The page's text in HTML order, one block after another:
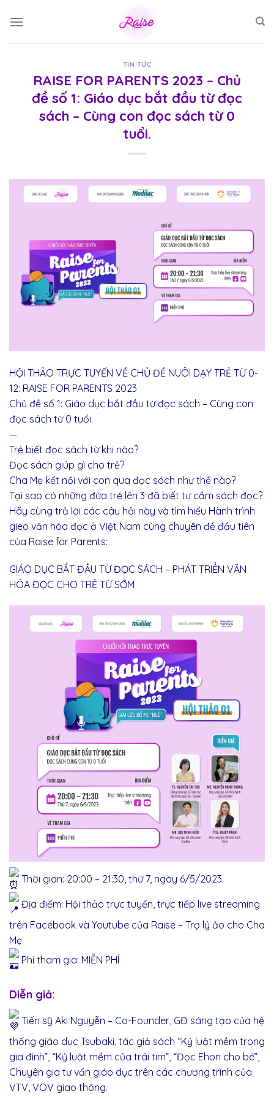
TIN TỨC
RAISE FOR PARENTS 2023 – Chủ
đề số 1: Giáo dục bắt đầu từ đọc
sách – Cùng con đọc sách từ 0
tuổi.
HỘI THẢO TRỰC TUYẾN VỀ CHỦ ĐỀ NUÔI DẠY TRẺ TỪ 0-
12: RAISE FOR PARENTS 2023
Chủ đề số 1: Giáo dục bắt đầu từ đọc sách – Cùng con
đọc sách từ 0 tuổi.
—
Trẻ biết đọc sách từ khi nào?
Đọc sách giúp gì cho trẻ?
Cha Mẹ kết nối với con qua đọc sách như thế nào?
Tại sao có những đứa trẻ lên 3 đã biết tự cầm sách đọc?
Hãy cùng trả lời các câu hỏi này và tìm hiểu Hành trình
gieo văn hóa đọc ở Việt Nam cùng chuyên đề đầu tiên
của Raise for Parents:
GIÁO DỤC BẮT ĐẦU TỪ ĐỌC SÁCH – PHÁT TRIỂN VĂN
HÓA ĐỌC CHO TRẺ TỪ SỚM
Thời gian: 20:00 – 21:30, thứ 7, ngày 6/5/2023
Địa điểm: Hội thảo trực tuyến, trực tiếp live streaming
trên Facebook và Youtube của Raise – Trợ lý ảo cho Cha
Mẹ
Phí tham gia: MIỄN PHÍ
Diễn giả:
Tiến sỹ Aki Nguyễn – Co-Founder, GĐ sáng tạo của hệ
thống giáo dục Tsubaki, tác giả sách “Kỷ luật mềm trong
gia đình”, “Kỷ luật mềm của trái tim”, “Đọc Ehon cho bé”,
Chuyên gia tư vấn giáo dục trên các chương trình của
VTV, VOV giao thông.